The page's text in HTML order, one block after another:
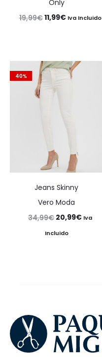
Only
19,99€El
era:
19,99€.
11,99€El
es:
11,99€.
Iva Incluido
40%
Jeans Skinny
Vero Moda
34,99€ El
precio
20,99€ElIva
Incluido